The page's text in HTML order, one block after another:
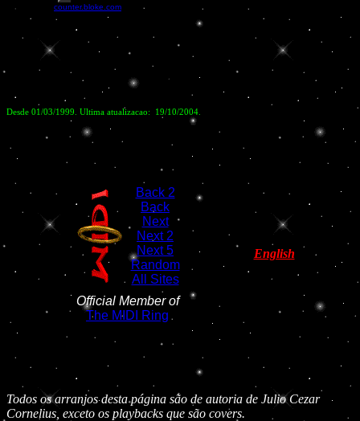
Powered by counter.bloke.com
Desde 01/03/1999. Ultima atualizacao: 19/10/2004.
Back 2
Back
Next
Next 2
Next 5
Random
All Sites
Official Member of
The MIDI Ring
English
Todos os arranjos desta página são de autoria de Julio Cezar
Cornelius, exceto os playbacks que são covers.